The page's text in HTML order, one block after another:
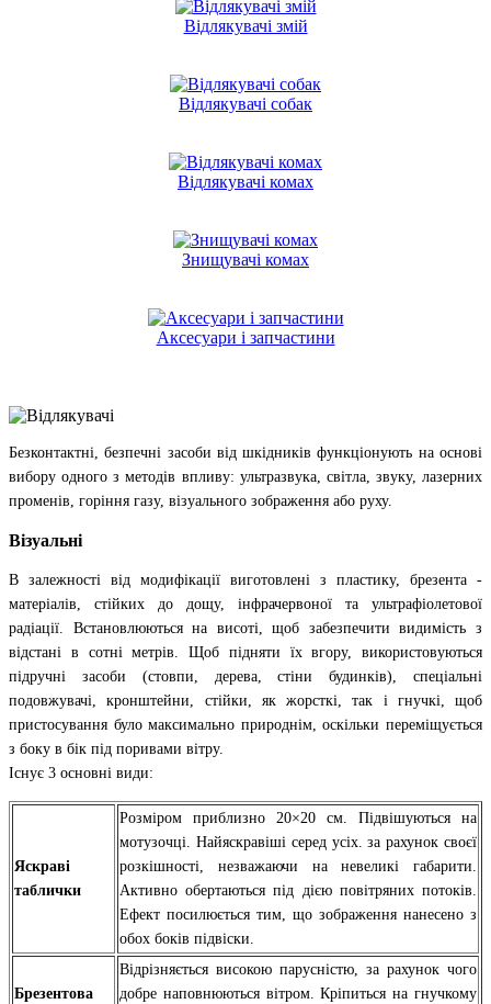
Відлякувачі змій
Відлякувачі собак
Відлякувачі комах
Знищувачі комах
Аксесуари і запчастини
Безконтактні, безпечні засоби від шкідників функціонують на основі
вибору одного з методів впливу: ультразвука, світла, звуку, лазерних
променів, горіння газу, візуального зображення або руху.
Візуальні
В залежності від модифікації виготовлені з пластику, брезента -
матеріалів, стійких до дощу, інфрачервоної та ультрафіолетової
радіації. Встановлюються на висоті, щоб забезпечити видимість з
відстані в сотні метрів. Щоб підняти їх вгору, використовуються
підручні засоби (стовпи, дерева, стіни будинків), спеціальні
подовжувачі, кронштейни, стійки, як жорсткі, так і гнучкі, щоб
пристосування було максимально природнім, оскільки переміщується
з боку в бік під поривами вітру.
Існує 3 основні види:
Яскраві
таблички
Розміром приблизно 20×20 см. Підвішуються на
мотузочці. Найяскравіші серед усіх. за рахунок своєї
розкішності, незважаючи на невеликі габарити.
Активно обертаються під дією повітряних потоків.
Ефект посилюється тим, що зображення нанесено з
обох боків підвіски.
Брезентова
Відрізняється високою парусністю, за рахунок чого
добре наповнюються вітром. Кріпиться на гнучкому